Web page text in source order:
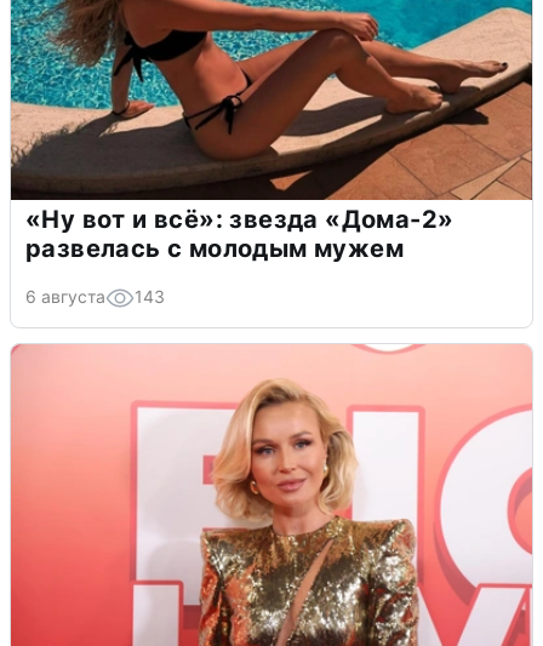
«Ну вот и всё»: звезда «Дома-2»
развелась с молодым мужем
6 августа 143